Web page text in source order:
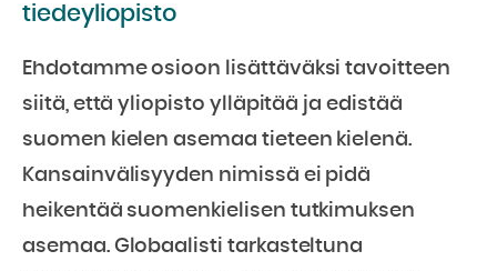
tiedeyliopisto
Ehdotamme osioon lisättäväksi tavoitteen
siitä, että yliopisto ylläpitää ja edistää
suomen kielen asemaa tieteen kielenä.
Kansainvälisyyden nimissä ei pidä
heikentää suomenkielisen tutkimuksen
asemaa. Globaalisti tarkasteltuna